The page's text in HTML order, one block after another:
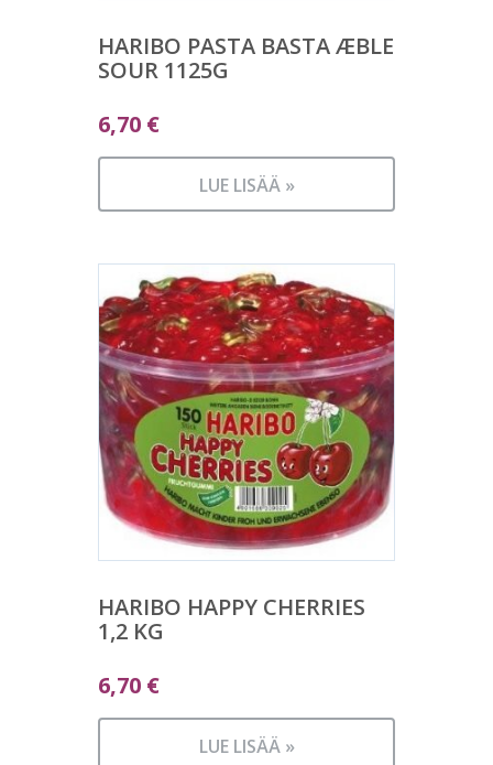
HARIBO PASTA BASTA ÆBLE
SOUR 1125G
6,70 €
LUE LISÄÄ »
HARIBO HAPPY CHERRIES
1,2 KG
6,70 €
LUE LISÄÄ »